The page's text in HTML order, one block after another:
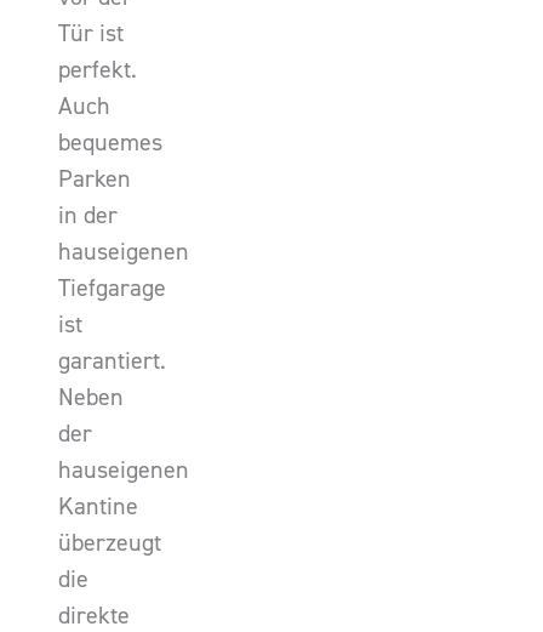
Tür ist
perfekt.
Auch
bequemes
Parken
in der
hauseigenen
Tiefgarage
ist
garantiert.
Neben
der
hauseigenen
Kantine
überzeugt
die
direkte